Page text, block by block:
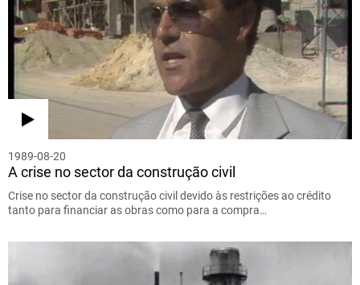
1989-08-20
A crise no sector da construção civil
Crise no sector da construção civil devido às restrições ao crédito
tanto para financiar as obras como para a compra…